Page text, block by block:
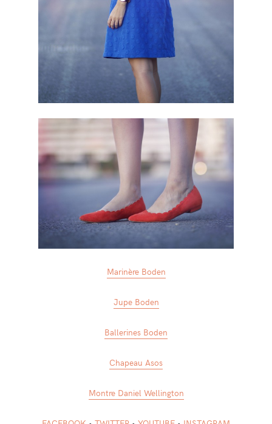
Marinère Boden
Jupe Boden
Ballerines Boden
Chapeau Asos
Montre Daniel Wellington